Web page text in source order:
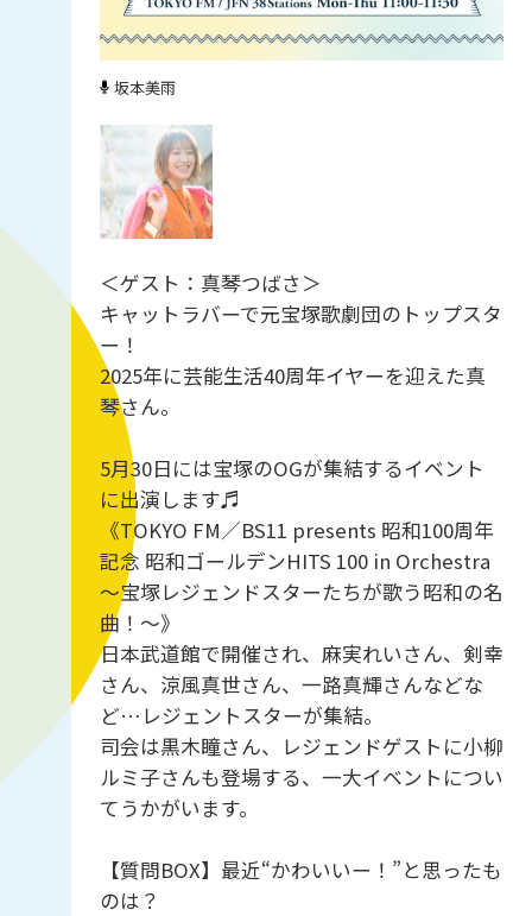
坂本美雨
＜ゲスト：真琴つばさ＞
キャットラバーで元宝塚歌劇団のトップスタ
ー！
2025年に芸能生活40周年イヤーを迎えた真
琴さん。
5月30日には宝塚のOGが集結するイベント
に出演します♬
《TOKYO FM／BS11 presents 昭和100周年
記念 昭和ゴールデンHITS 100 in Orchestra
～宝塚レジェンドスターたちが歌う昭和の名
曲！～》
日本武道館で開催され、麻実れいさん、剣幸
さん、涼風真世さん、一路真輝さんなどな
ど…レジェントスターが集結。
司会は黒木瞳さん、レジェンドゲストに小柳
ルミ子さんも登場する、一大イベントについ
てうかがいます。
【質問BOX】最近“かわいいー！”と思ったも
のは？